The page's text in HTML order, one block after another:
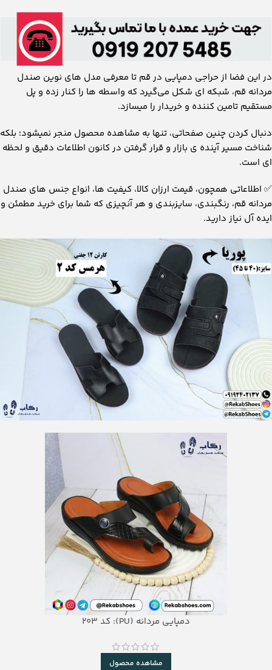
در این فضا از حراجی دمپایی در قم تا معرفی مدل ‌های نوین صندل
مردانه قم، شبکه ‌ای شکل می‌گیرد که واسطه ‌ها را کنار زده و پل
مستقیم تامین کننده و خریدار را میسازد.
دنبال‌ کردن چنین صفحاتی، تنها به مشاهده محصول منجر نمیشود؛ بلکه
شناخت مسیر آینده ی بازار و قرار گرفتن در کانون اطلاعات دقیق و لحظه
‌ای است.
✅ اطلاعاتی همچون، قیمت ارزان کالا، کیفیت ها، انواع جنس های صندل
مردانه قم، رنگبندی، سایزبندی و هر آنچیزی که شما برای خرید مطمئن و
ایده آل نیاز دارید.
دمپایی مردانه (PU): کد 203
مشاهده محصول